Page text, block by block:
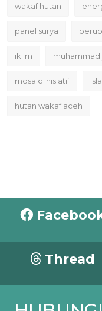
wakaf hutan
panel surya
iklim
mosaic inisiatif
hutan wakaf aceh
Thread